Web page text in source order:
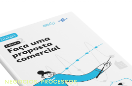
NEGÓCIOS,PROCESSOS